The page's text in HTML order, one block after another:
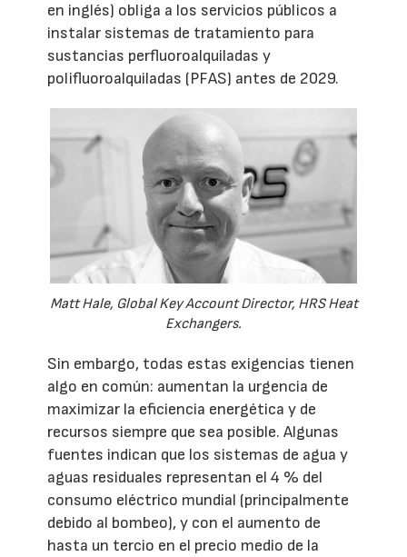
en inglés) obliga a los servicios públicos a
instalar sistemas de tratamiento para
sustancias perfluoroalquiladas y
polifluoroalquiladas (PFAS) antes de 2029.
Matt Hale, Global Key Account Director, HRS Heat
Exchangers.
Sin embargo, todas estas exigencias tienen
algo en común: aumentan la urgencia de
maximizar la eficiencia energética y de
recursos siempre que sea posible. Algunas
fuentes indican que los sistemas de agua y
aguas residuales representan el 4 % del
consumo eléctrico mundial (principalmente
debido al bombeo), y con el aumento de
hasta un tercio en el precio medio de la